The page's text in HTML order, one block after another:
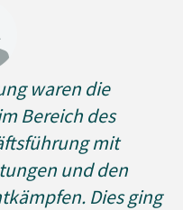
waren die
Bereich des
mit
und den
Dies ging